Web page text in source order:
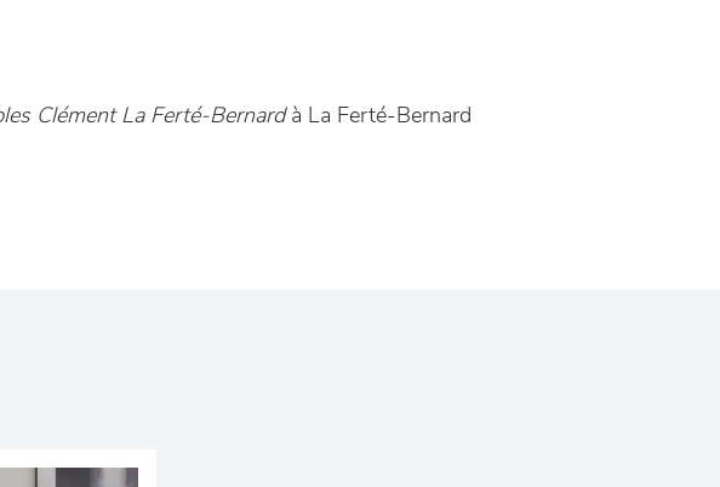
Clément La Ferté-Bernardà La Ferté-Bernard